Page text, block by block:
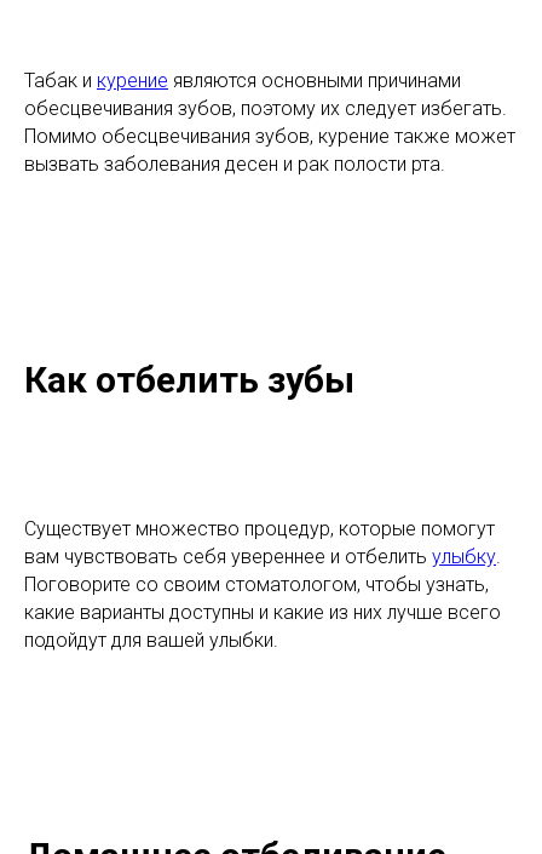
Табак и курение являются основными причинами
обесцвечивания зубов, поэтому их следует избегать.
Помимо обесцвечивания зубов, курение также может
вызвать заболевания десен и рак полости рта.
Как отбелить зубы
Существует множество процедур, которые помогут
вам чувствовать себя увереннее и отбелить улыбку.
Поговорите со своим стоматологом, чтобы узнать,
какие варианты доступны и какие из них лучше всего
подойдут для вашей улыбки.